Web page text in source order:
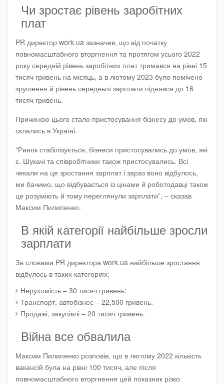
Чи зростає рівень заробітних
плат
PR директор work.ua зазначив, що від початку
повномасштабного вторгнення та протягом усього 2022
року середній рівень заробітних плат тримався на рівні 15
тисяч гривень на місяць, а в лютому 2023 було помічено
зрушення й рівень середньої зарплати піднявся до 16
тисяч гривень.
Причиною цього стало пристосування бізнесу до умов, які
склались в Україні.
“Ринок стабілізується, бізнеси пристосувались до умов, які
є. Шукачі та співробітники також пристосувались. Всі
чекали на це зростання зарплат і зараз воно відбулось,
ми бачимо, що відбувається із цінами й роботодавці також
це розуміють й тому переглянули зарплати”, – сказав
Максим Пилипенко.
В якій категорії найбільше зросли
зарплати
За словами PR директора work.ua найбільше зростання
відбулось в таких категоріях:
Нерухомість – 30 тисяч гривень:
Транспорт, автобізнес – 22,500 гривень:
Продажі, закупівлі – 20 тисяч гривень.
Війна все обвалила
Максим Пилипенко розповів, що в лютому 2022 кількість
вакансій була на рівні 100 тисяч, але після
повномасштабного вторгнення цей показник різко